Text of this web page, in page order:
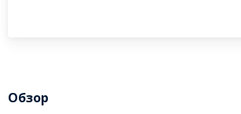
Обзор